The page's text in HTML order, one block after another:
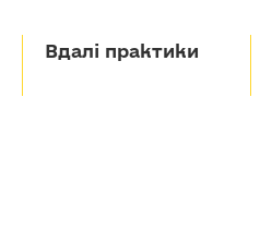
Вдалі практики